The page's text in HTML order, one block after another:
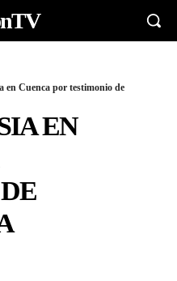
en Cuenca por testimonio de
EN